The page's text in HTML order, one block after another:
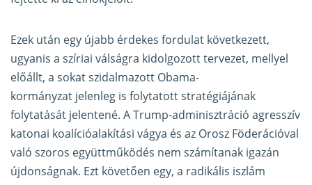
Ezek után egy újabb érdekes fordulat következett,
ugyanis a szíriai válságra kidolgozott tervezet, mellyel
előállt, a sokat szidalmazott Obama-
kormányzat jelenleg is folytatott stratégiájának
folytatását jelentené. A Trump-adminisztráció agresszív
katonai koalícióalakítási vágya és az Orosz Föderációval
való szoros együttműködés nem számítanak igazán
újdonságnak. Ezt követően egy, a radikális iszlám